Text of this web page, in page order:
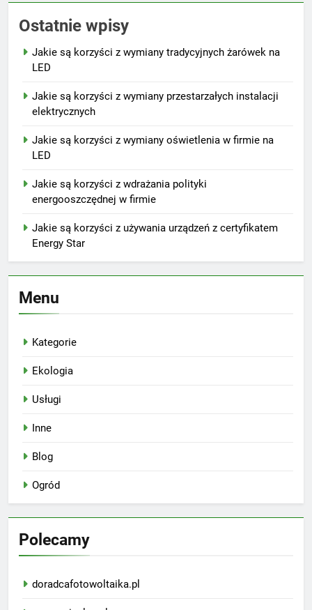
Ostatnie wpisy
Jakie są korzyści z wymiany tradycyjnych żarówek na
LED
Jakie są korzyści z wymiany przestarzałych instalacji
elektrycznych
Jakie są korzyści z wymiany oświetlenia w firmie na
LED
Jakie są korzyści z wdrażania polityki
energooszczędnej w firmie
Jakie są korzyści z używania urządzeń z certyfikatem
Energy Star
Menu
Kategorie
Ekologia
Usługi
Inne
Blog
Ogród
Polecamy
doradcafotowoltaika.pl